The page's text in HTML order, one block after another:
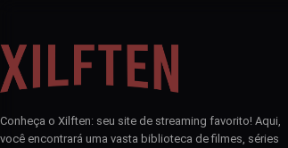
Conheça o Xilften: seu site de streaming favorito! Aqui,
você encontrará uma vasta biblioteca de filmes, séries